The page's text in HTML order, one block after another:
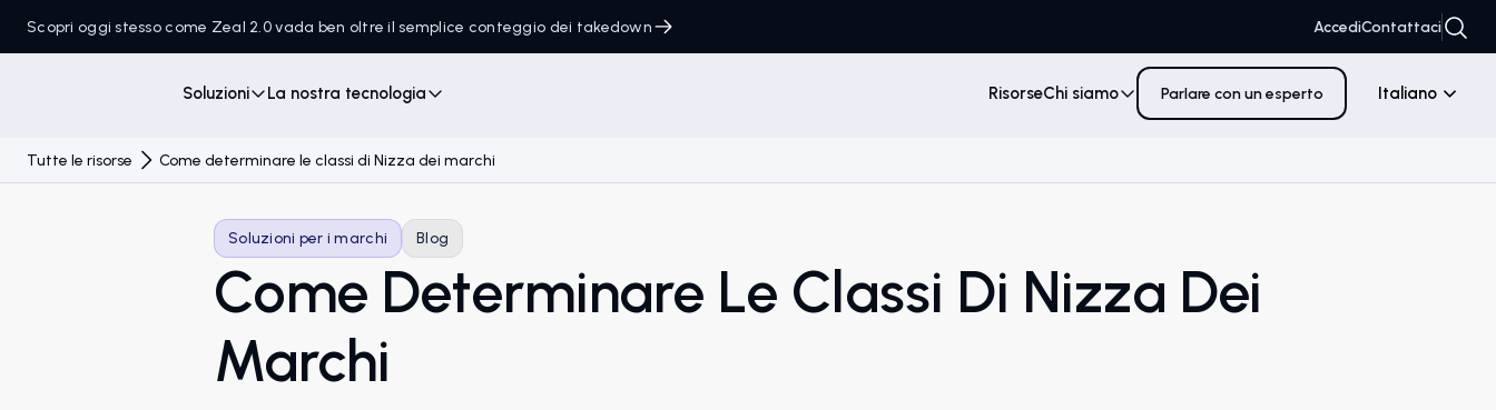
Scopri oggi stesso come Zeal 2.0 vada ben oltre il semplice conteggio dei takedown AccediContattaci
Soluzioni La nostra tecnologia RisorseChi siamo Parlare con un esperto Italiano
Tutte le risorse Come determinare le classi di Nizza dei marchi
Soluzioni per i marchi Blog
Come Determinare Le Classi Di Nizza Dei
Marchi